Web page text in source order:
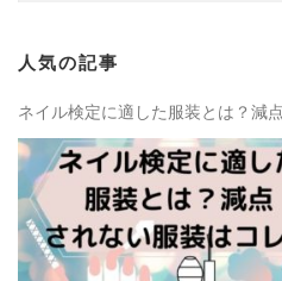
人気の記事
ネイル検定に適した服装とは？減